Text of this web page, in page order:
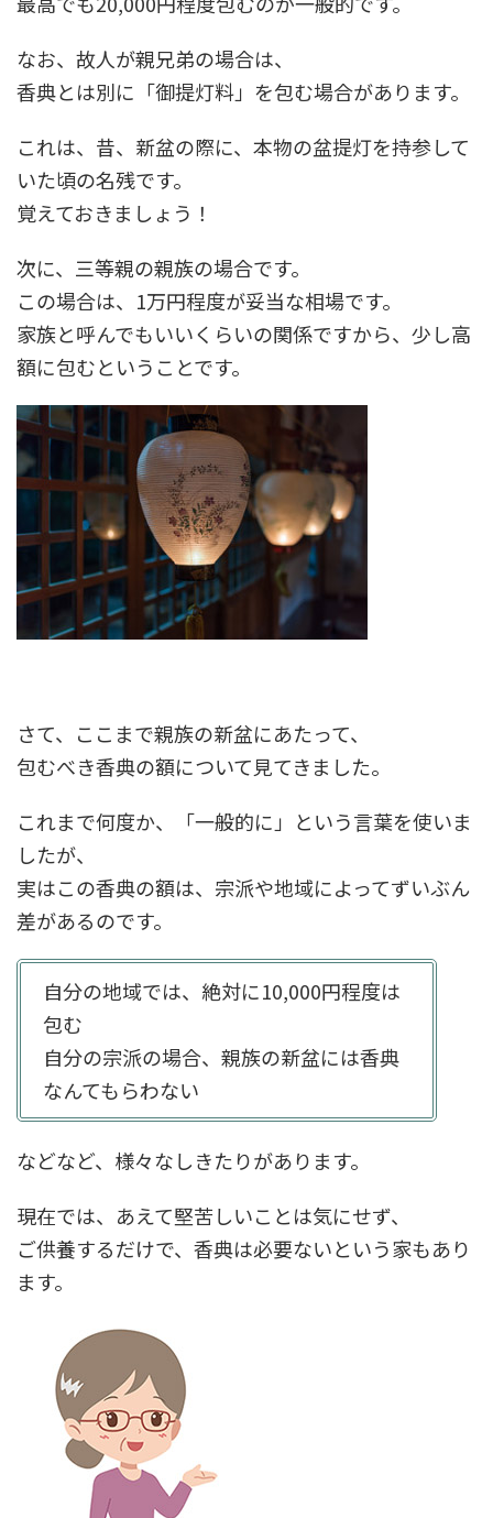
なお、故人が親兄弟の場合は、
香典とは別に「御提灯料」を包む場合があります。
これは、昔、新盆の際に、本物の盆提灯を持参して
いた頃の名残です。
覚えておきましょう！
次に、三等親の親族の場合です。
この場合は、1万円程度が妥当な相場です。
家族と呼んでもいいくらいの関係ですから、少し高
額に包むということです。
さて、ここまで親族の新盆にあたって、
包むべき香典の額について見てきました。
これまで何度か、「一般的に」という言葉を使いま
したが、
実はこの香典の額は、宗派や地域によってずいぶん
差があるのです。
自分の地域では、絶対に10,000円程度は
包む
自分の宗派の場合、親族の新盆には香典
なんてもらわない
などなど、様々なしきたりがあります。
現在では、あえて堅苦しいことは気にせず、
ご供養するだけで、香典は必要ないという家もあり
ます。